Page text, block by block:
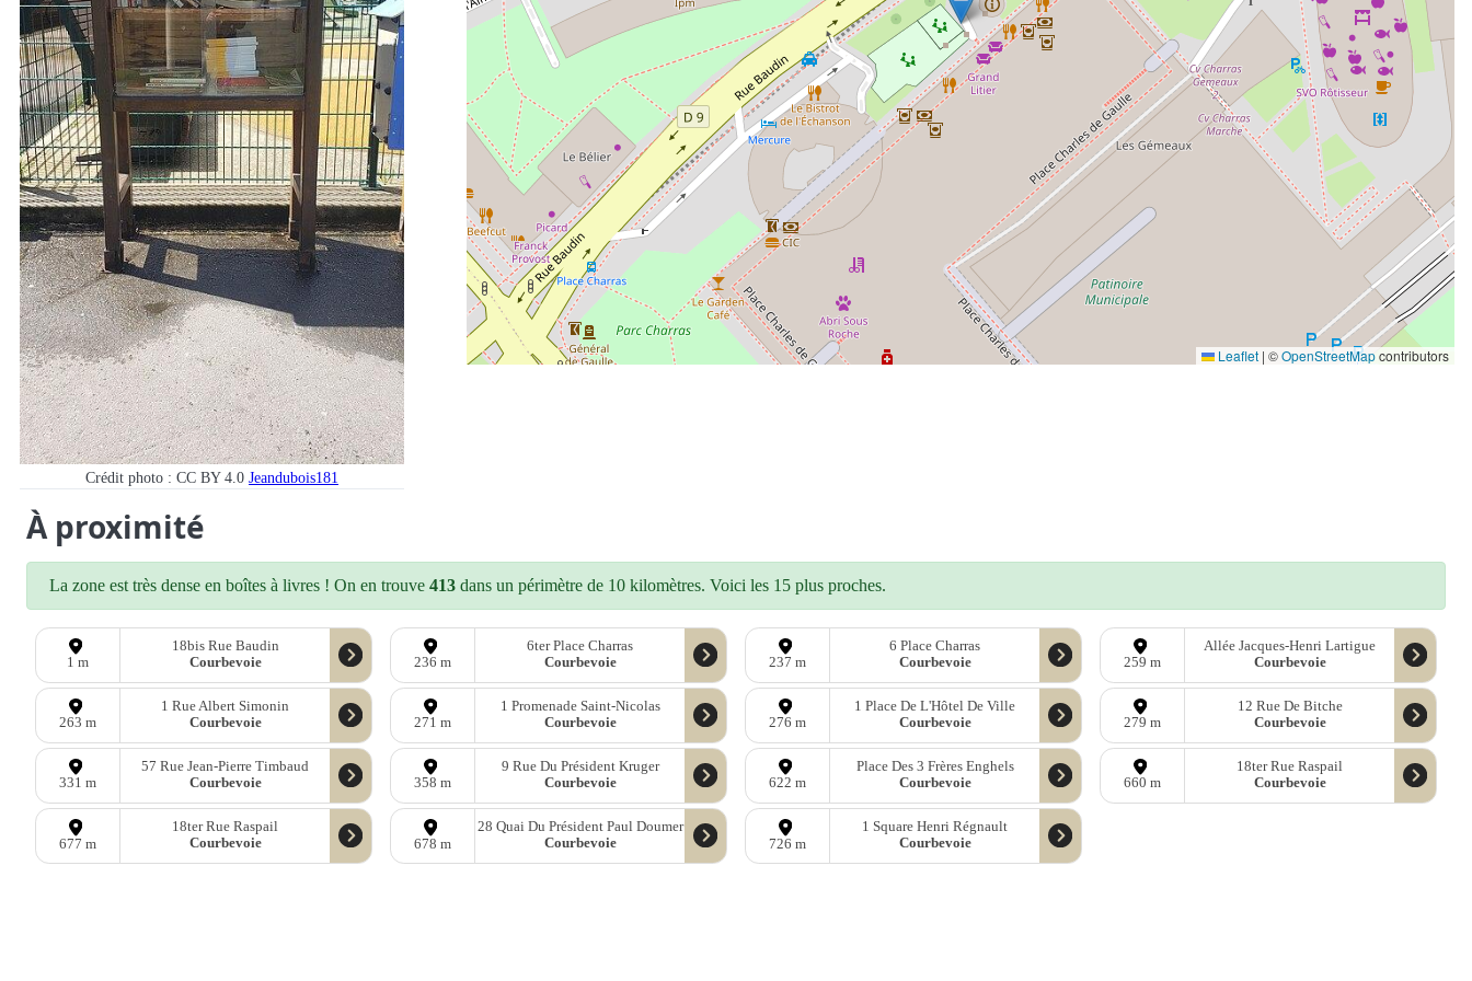
Crédit photo : CC BY 4.0 Jeandubois181
Leaflet | ©OpenStreetMapcontributors
À proximité
La zone est très dense en boîtes à livres ! On en trouve 413 dans un périmètre de 10 kilomètres. Voici les 15 plus proches.
1 m
18bis Rue Baudin
Courbevoie
236 m
6ter Place Charras
Courbevoie
237 m
6 Place Charras
Courbevoie
259 m
Allée Jacques-Henri Lartigue
Courbevoie
263 m
1 Rue Albert Simonin
Courbevoie
271 m
1 Promenade Saint-Nicolas
Courbevoie
276 m
1 Place De L'Hôtel De Ville
Courbevoie
279 m
12 Rue De Bitche
Courbevoie
331 m
57 Rue Jean-Pierre Timbaud
Courbevoie
358 m
9 Rue Du Président Kruger
Courbevoie
622 m
Place Des 3 Frères Enghels
Courbevoie
660 m
18ter Rue Raspail
Courbevoie
677 m
18ter Rue Raspail
Courbevoie
678 m
28 Quai Du Président Paul Doumer
Courbevoie
726 m
1 Square Henri Régnault
Courbevoie